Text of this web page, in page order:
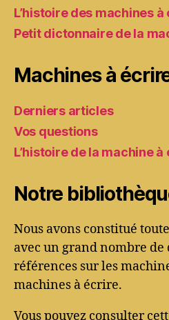
L’histoire des machines
Petit dictonnaire de la
Machines à
Derniers articles
Vos questions
L’histoire de la machine
Notre
Nous avons constitué
avec un grand nombre de
références sur les
machines à écrire.
Vous pouvez consulter